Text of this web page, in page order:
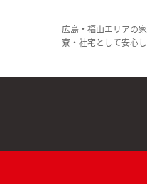
広島・福山エリアの
寮・社宅として安心